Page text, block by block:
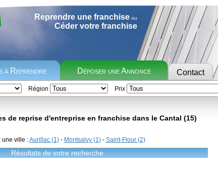
Reprendre une franchiseou
Céder votre franchise
à Reprendre Déposer une Annonce Contact
Région Prix
de reprise d'entreprise en franchise dans le Cantal (15)
une ville :Aurillac (1)- Montsalvy (1)- Saint-Flour (2)
Résultats de votre recherche